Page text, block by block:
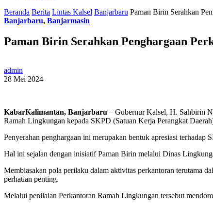
Beranda Berita Lintas Kalsel Banjarbaru Paman Birin Serahkan
Banjarbaru, Banjarmasin
Paman Birin Serahkan Penghargaan
admin
28 Mei 2024
KabarKalimantan, Banjarbaru – Gubernur Kalsel, H. Sahbirin
Ramah Lingkungan kepada SKPD (Satuan Kerja Perangkat
Penyerahan penghargaan ini merupakan bentuk apresiasi
Hal ini sejalan dengan inisiatif Paman Birin melalui Dinas
Membiasakan pola perilaku dalam aktivitas perkantoran terutama
perhatian penting.
Melalui penilaian Perkantoran Ramah Lingkungan tersebut